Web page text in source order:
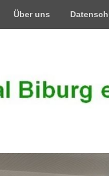
Über uns